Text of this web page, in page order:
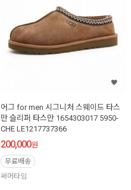
어그 for men 시그니처 스웨이드 타스
만 슬리퍼 타스만 1654303017 5950-
CHE LE1217737366
200,000원
무료배송
써머타임